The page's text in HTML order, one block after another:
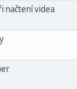
načtení videa